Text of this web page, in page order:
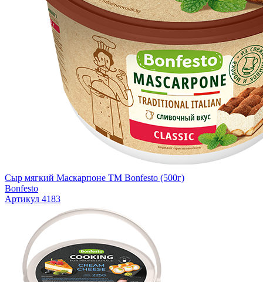
Сыр мягкий Маскарпоне TM Bonfesto (500г)
Bonfesto
Артикул 4183